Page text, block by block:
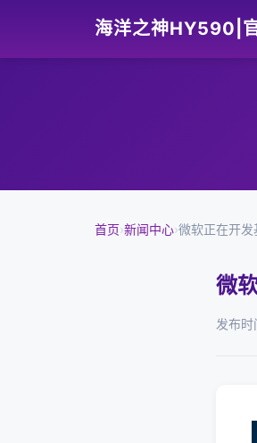
海洋之神HY590|
首页›新闻中心›微软正在开
微
发布